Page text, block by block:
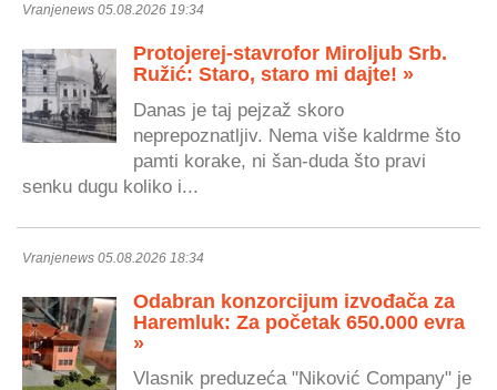
Vranjenews 05.08.2026 19:34
Protojerej-stavrofor Miroljub Srb.
Ružić: Staro, staro mi dajte! »
Danas je taj pejzaž skoro
neprepoznatljiv. Nema više kaldrme što
pamti korake, ni šan-duda što pravi
senku dugu koliko i...
Vranjenews 05.08.2026 18:34
Odabran konzorcijum izvođača za
Haremluk: Za početak 650.000 evra
»
Vlasnik preduzeća "Niković Company" je